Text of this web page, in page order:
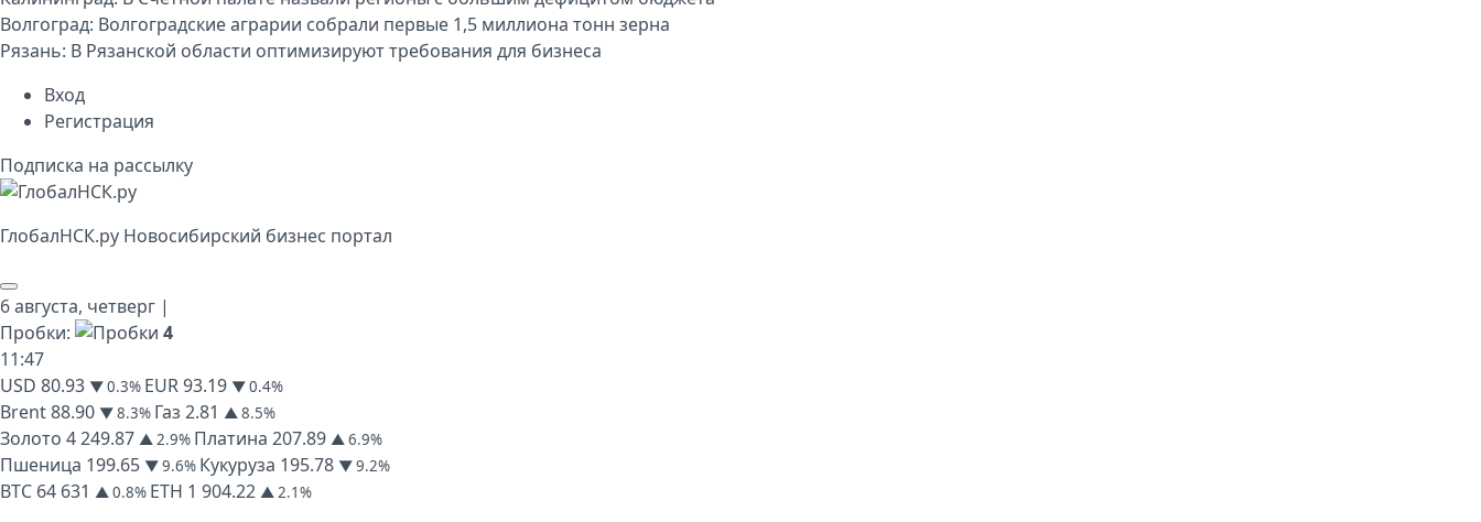
Волгоград: Волгоградские аграрии собрали первые 1,5 миллиона тонн зерна
Рязань: В Рязанской области оптимизируют требования для бизнеса
Вход
Регистрация
Подписка на рассылку
ГлобалНСК.py Новосибирский бизнес портал
6 августа, четверг |
Пробки:
4
11:47
USD 80.93 ▼ 0.3% EUR93.19 ▼ 0.4%
Brent88.90 ▼ 8.3% Газ 2.81 ▲ 8.5%
Золото 4 249.87 ▲ 2.9% Платина 207.89 ▲ 6.9%
Пшеница 199.65 ▼ 9.6% Кукуруза 195.78 ▼ 9.2%
BTC 64 631 ▲ 0.8% ETH 1 904.22 ▲ 2.1%